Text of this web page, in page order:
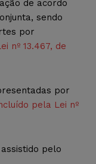
de acordo
sendo
por
nº 13.467, de
por
pela Lei nº
pelo